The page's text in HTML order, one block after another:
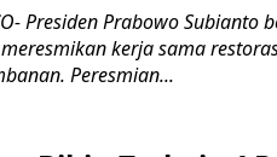
Presiden Prabowo
kerja sama
Peresmian...